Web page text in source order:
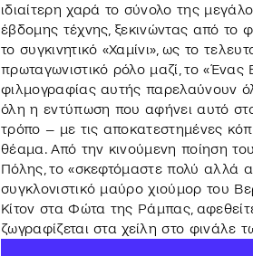
ιδιαίτερη χαρά το σύνολο της
έβδομης τέχνης, ξεκινώντας από το
το συγκινητικό «Χαμίνι», ως το
πρωταγωνιστικό ρόλο μαζί, το
φιλμογραφίας αυτής παρελαύνουν
όλη η εντύπωση που αφήνει αυτό
τρόπο – με τις αποκατεστημένες
θέαμα. Από την κινούμενη ποίηση
Πόλης, το «σκεφτόμαστε πολύ αλλά
συγκλονιστικό μαύρο χιούμορ του
Κίτον στα Φώτα της Ράμπας,
ζωγραφίζεται στα χείλη στο φινάλε